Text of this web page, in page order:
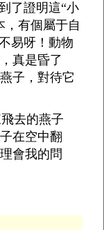
了證明這“小
，有個屬于自
易呀！動物
真是昏了
子，對待它
去的燕子
在空中翻
會我的問